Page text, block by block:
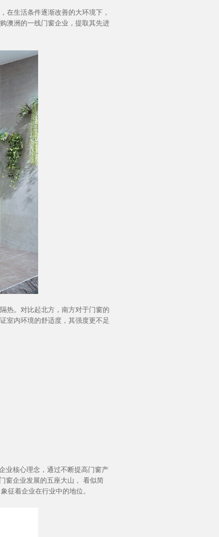
在生活条件逐渐改善的大环境下，
澳洲的一线门窗企业，提取其先进
热。对比起北方，南方对于门窗的
室内环境的舒适度，其强度更不足
业核心理念，通过不断提高门窗产
窗企业发展的五座大山， 看似简
征着企业在行业中的地位。